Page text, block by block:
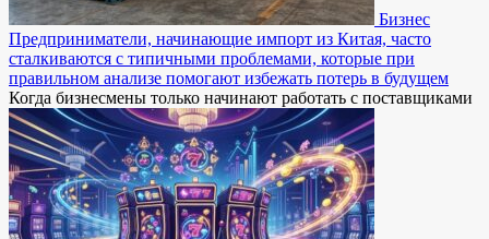
Бизнес
Предприниматели, начинающие импорт из Китая, часто
сталкиваются с типичными проблемами, которые при
правильном анализе помогают избежать потерь в будущем
Когда бизнесмены только начинают работать с поставщиками